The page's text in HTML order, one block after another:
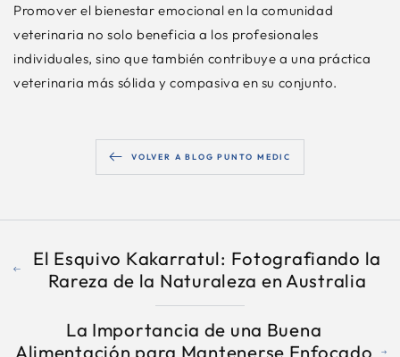
Promover el bienestar emocional en la comunidad
veterinaria no solo beneficia a los profesionales
individuales, sino que también contribuye a una práctica
veterinaria más sólida y compasiva en su conjunto.
VOLVER A BLOG PUNTO MEDIC
El Esquivo Kakarratul: Fotografiando la
Rareza de la Naturaleza en Australia
La Importancia de una Buena
Alimentación para Mantenerse Enfocado